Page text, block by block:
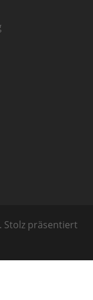
Stolz präsentiert